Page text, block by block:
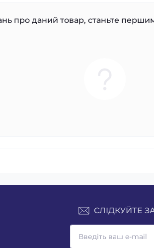
про даний товар, станьте
СЛІДКУЙТЕ